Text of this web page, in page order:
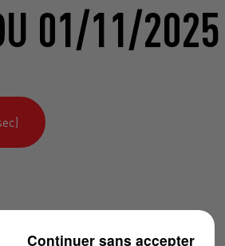
01/11/
Continuer sans accepter